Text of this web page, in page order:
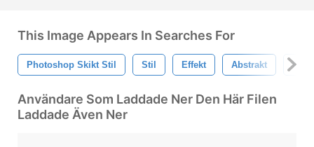
This Image Appears In Searches For
Photoshop Skikt Stil Stil Effekt Abstrakt
Användare Som Laddade Ner Den Här Filen
Laddade Även Ner